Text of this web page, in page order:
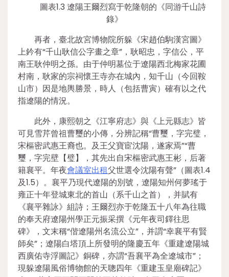
圖表1.3 遼陽王爾烈寫于乾隆朝的《同游千山詩
錄》
再者，臺北故宮博物院所躲《宋趙伯駒漢宮圖》
上鈐有“千山耿信公字畫之章”，耿昭忠，字信公，平
南王耿仲明之孫。由于仲明墓位于遼陽西北梅家花圃
村南，耿家的宗祠懷王寺亦在城內，知千山（今回鞍
山市）因是地輿勝景，時人（包括曹寅）確有以之代
指遼陽的情況。
此外，康熙朝之《江寧府志》與《上元縣志》皆
可見雪芹曾祖曹璽的小傳，分辨記稱“曹璽，字完璧，
宋樞密武惠王裔也。及王父寶宦沈陽，遂家焉”“曹
璽，字完壁【璧】，其先出自宋樞密武惠王彬，后著
籍襄平。年夜會議室出租父世選令沈陽有聲”（圖表1.4
及1.5）。襄平乃現代遼陽的別號，遼陽知州何夢瑤于
雍正十年登城東北的首山（系千山之首），并賦有
《襄平雜詠》組詩；王爾烈亦于乾隆五十八年為往職
的奉天府遼陽州學正元振采撰《元年夜司鐸往思
碑》，文末稱“偕遼陽州名流公立”，并謂“幸襄平有賢
師矣”；遼陽白塔頂上所發明的隆慶五年《重建遼陽城
西廣佑寺浮圖記》銅碑，亦謂“吾襄平為全遼城市”；
現躲遼陽風俗博物館的天聰四年《重建玉皇廟碑記》